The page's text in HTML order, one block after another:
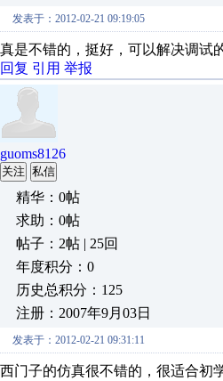
发表于：2012-02-21 09:19:05
真是不错的，挺好，可以解决调试
回复 引用 举报
guoms8126
关注 私信
精华：0帖
求助：0帖
帖子：2帖 | 25回
年度积分：0
历史总积分：125
注册：2007年9月03日
发表于：2012-02-21 09:31:11
西门子的仿真很不错的，很适合初